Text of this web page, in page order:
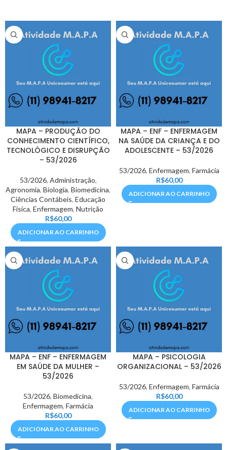
MAPA – PRODUÇÃO DO
CONHECIMENTO CIENTÍFICO,
TECNOLÓGICO E DISRUPÇÃO
– 53/2026
53/2026, Administração,
Agronomia, Biologia, Biomedicina,
Ciências Contábeis, Educação
Física, Enfermagem, Nutrição
R$60,00
ADICIONAR AO CARRINHO
MAPA – ENF – ENFERMAGEM
NA SAÚDE DA CRIANÇA E DO
ADOLESCENTE – 53/2026
53/2026, Enfermagem, Farmácia
R$60,00
ADICIONAR AO CARRINHO
MAPA – ENF – ENFERMAGEM
EM SAÚDE DA MULHER –
53/2026
53/2026, Biomedicina,
Enfermagem, Farmácia
R$60,00
ADICIONAR AO CARRINHO
MAPA – PSICOLOGIA
ORGANIZACIONAL – 53/2026
53/2026, Enfermagem, Farmácia
R$60,00
ADICIONAR AO CARRINHO